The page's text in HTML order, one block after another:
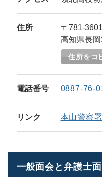
住所
〒781-3601
高知県長
住所をコ
電話番号 0887-76-
リンク 本山警察署
一般面会と弁護士